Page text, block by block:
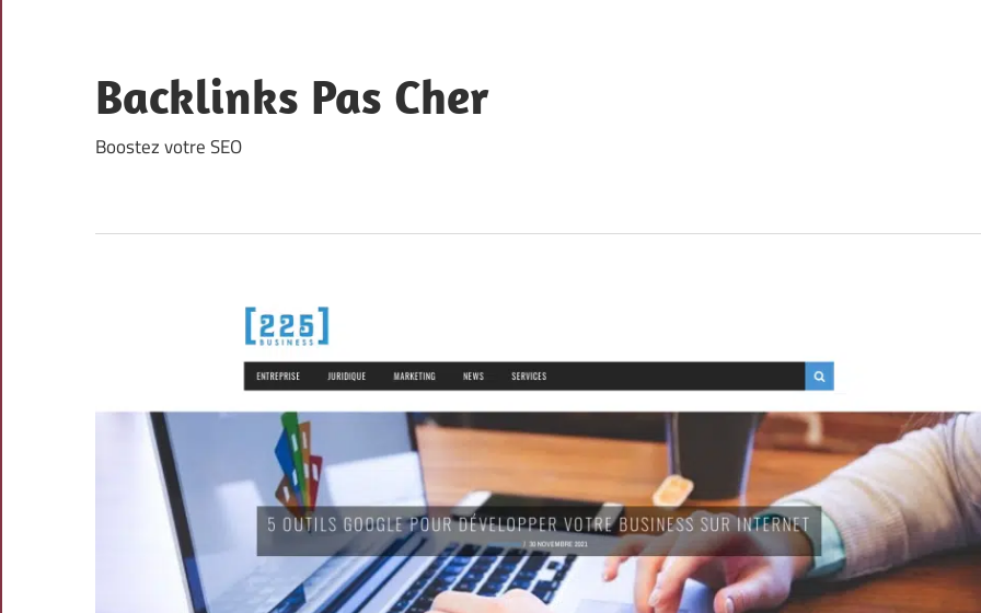
content
Backlinks Pas Cher
Boostez votre SEO